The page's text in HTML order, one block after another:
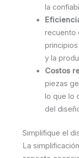
la
recuento
y la
Costos
piezas
lo que lo
del
Simplifique el
La